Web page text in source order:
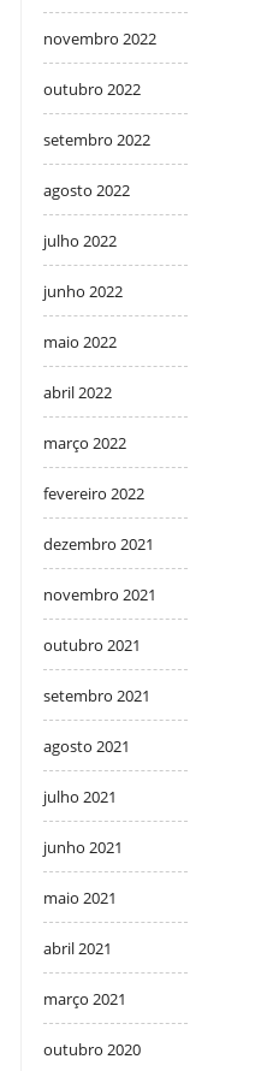
novembro 2022
outubro 2022
setembro 2022
agosto 2022
julho 2022
junho 2022
maio 2022
abril 2022
março 2022
fevereiro 2022
dezembro 2021
novembro 2021
outubro 2021
setembro 2021
agosto 2021
julho 2021
junho 2021
maio 2021
abril 2021
março 2021
outubro 2020